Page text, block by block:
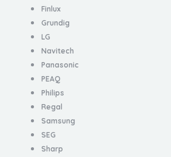
Finlux
Grundig
LG
Navitech
Panasonic
PEAQ
Philips
Regal
Samsung
SEG
Sharp